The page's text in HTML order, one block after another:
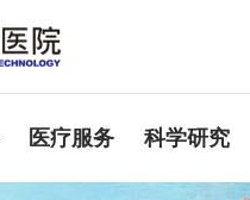
医疗服务 科学研究